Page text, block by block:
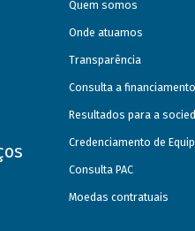
Quem somos
Onde atuamos
Transparência
Consulta a
Resultados para a
Credenciamento de
Consulta PAC
Moedas contratuais